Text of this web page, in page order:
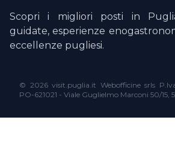
Scopri i migliori posti in
guidate, esperienze
eccellenze pugliesi.
© 2026 visit.puglia.it Webofficine srls
PO-621021 - Viale Guglielmo Marconi 50/15,